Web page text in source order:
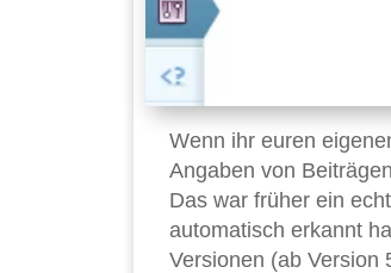
Wenn ihr euren
Angaben von
Das war früher ein
automatisch erkannt
Versionen (ab Version